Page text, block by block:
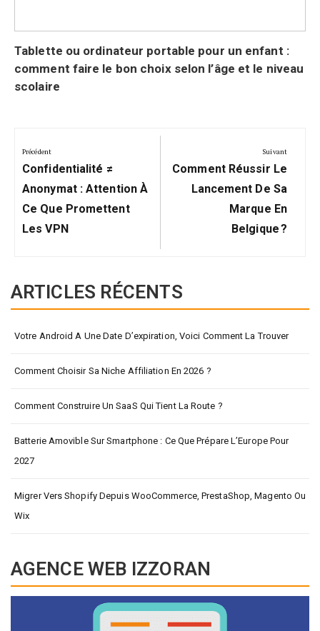
Tablette ou ordinateur portable pour un enfant :
comment faire le bon choix selon l’âge et le niveau
scolaire
de
l’article
Précédent
Précédent:
Confidentialité ≠
Anonymat : Attention À
Ce Que Promettent
Les VPN
Suivant
Suivant:
Comment Réussir Le
Lancement De Sa
Marque En
Belgique ?
ARTICLES RÉCENTS
Votre Android A Une Date D’expiration, Voici Comment La Trouver
Comment Choisir Sa Niche Affiliation En 2026 ?
Comment Construire Un SaaS Qui Tient La Route ?
Batterie Amovible Sur Smartphone : Ce Que Prépare L’Europe Pour
2027
Migrer Vers Shopify Depuis WooCommerce, PrestaShop, Magento Ou
Wix
AGENCE WEB IZZORAN